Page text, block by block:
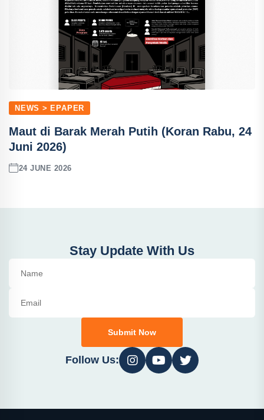
NEWS > EPAPER
Maut di Barak Merah Putih (Koran Rabu, 24
Juni 2026)
24 JUNE 2026
Stay Update With Us
Submit Now
Follow Us: